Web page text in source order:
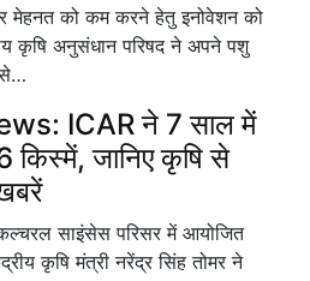
मेहनत को कम करने हेतु इनोवेशन को
कृषि अनुसंधान परिषद ने अपने पशु
से…
ICAR ने 7 साल में
किस्में, जानिए कृषि से
साइंसेस परिसर में आयोजित
कृषि मंत्री नरेंद्र सिंह तोमर ने